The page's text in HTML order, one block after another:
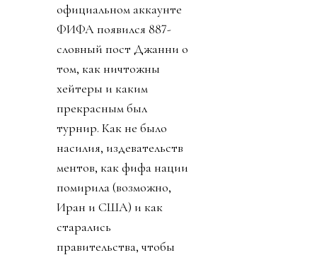
официальном аккаунте
ФИФА появился 887-
словный пост Джанни о
том, как ничтожны
хейтеры и каким
прекрасным был
турнир. Как не было
насилия, издевательств
ментов, как фифа нации
помирила (возможно,
Иран и США) и как
старались
правительства, чтобы